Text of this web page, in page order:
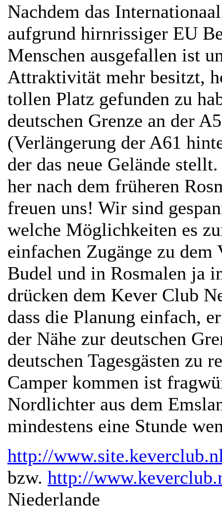
Nachdem das
aufgrund hirnrissiger EU
Menschen ausgefallen ist
Attraktivität mehr besitzt,
tollen Platz gefunden zu
deutschen Grenze an der
(Verlängerung der A61
der das neue Gelände
her nach dem früheren
freuen uns! Wir sind
welche Möglichkeiten es
einfachen Zugänge zu dem
Budel und in Rosmalen ja
drücken dem Kever Club
dass die Planung einfach,
der Nähe zur deutschen
deutschen Tagesgästen zu
Camper kommen ist
Nordlichter aus dem
mindestens eine Stunde
http://
bzw. http://
Niederlande